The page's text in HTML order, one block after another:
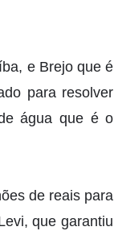
e Brejo que é
para resolver
água que é o
de reais para
que garantiu